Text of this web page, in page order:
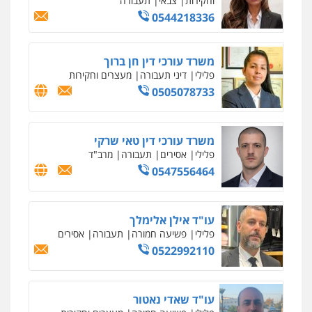
סלימאן אבו שעירה – משרד עורכי דין
פלילי בטחוני צבאי נזיקין
0547780927
פלילי פשע חמור תעבורה צבא מעצרים
0542255161
פלילי פשיעה חמורה סמים מעצרים
0544723840
פלילי עורכי דין לענייני אסירים מעצרים
0548009246